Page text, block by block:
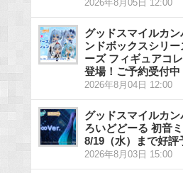
2026年8月05日 12:00
グッドスマイルカ
ンドボックスシリ
ーズ フィギュアコ
登場！ご予約受付中
2026年8月04日 12:00
グッドスマイルカ
ろいどどーる 初音
8/19（水）まで好評
2026年8月03日 15:00